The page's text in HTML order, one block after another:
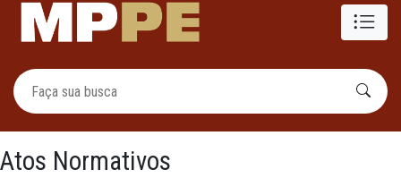
Atos Normativos